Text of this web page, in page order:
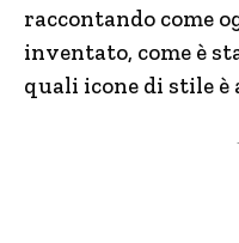
raccontando come
inventato, come è
quali icone di stile è